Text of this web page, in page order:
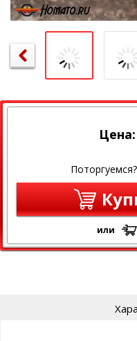
Цена:
или